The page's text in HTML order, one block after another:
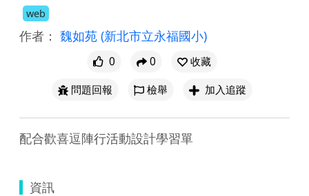
web
作者： 魏如苑 (新北市立永福國小)
0 0
收藏
問題回報
檢舉 加入追蹤
配合歡喜逗陣行活動設計學習單
資訊